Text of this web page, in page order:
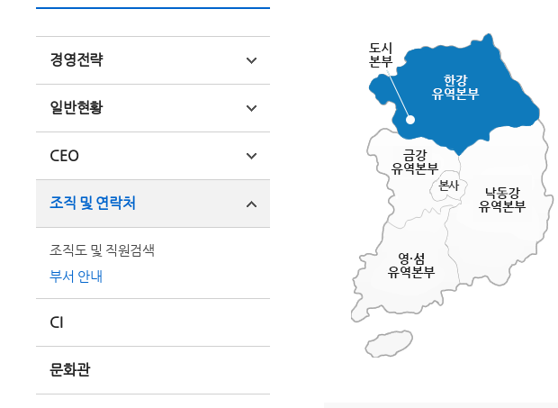
경영전략
일반현황
CEO
조직 및 연락처
조직도 및 직원검색
부서 안내
CI
문화관